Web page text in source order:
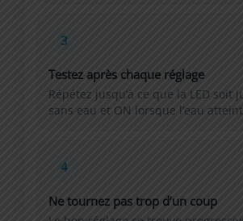
3
Testez après chaque réglage
Répétez jusqu’à ce que la LED soit
sans eau et ON lorsque l’eau
4
Ne tournez pas trop d’un coup